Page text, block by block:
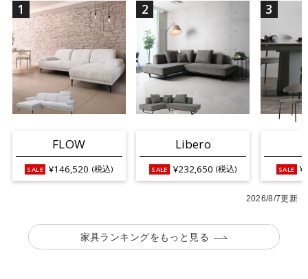
1
FLOW
¥146,520 (税込)
2
Libero
¥232,650 (税込)
3
2026/8/7更新
家具ランキングをもっと見る